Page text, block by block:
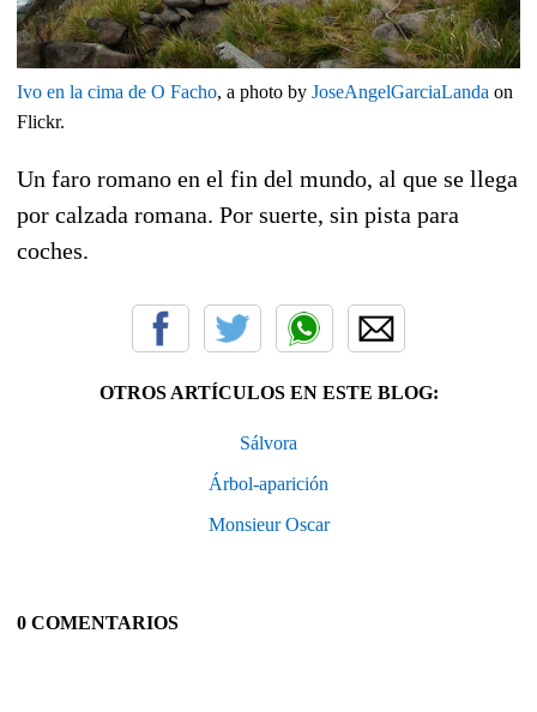
Ivo en la cima de O Facho, a photo by JoseAngelGarciaLanda on
Flickr.
Un faro romano en el fin del mundo, al que se llega
por calzada romana. Por suerte, sin pista para
coches.
OTROS ARTÍCULOS EN ESTE BLOG:
Sálvora
Árbol-aparición
Monsieur Oscar
0 COMENTARIOS